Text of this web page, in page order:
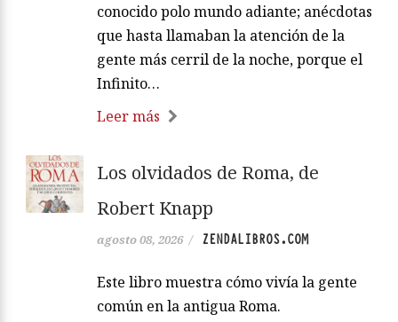
conocido polo mundo adiante; anécdotas
que hasta llamaban la atención de la
gente más cerril de la noche, porque el
Infinito…
Leer más
Los olvidados de Roma, de
Robert Knapp
agosto 08, 2026 / ZENDALIBROS.COM
Este libro muestra cómo vivía la gente
común en la antigua Roma.